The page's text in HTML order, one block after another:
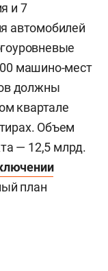
и 7
автомобилей
машино-мест
должны
квартале
Объем
— 12,5 млрд.
план